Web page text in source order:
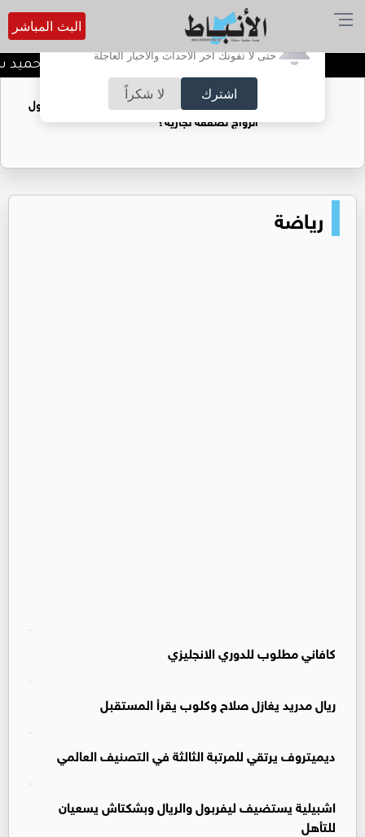
أترغب في تفعيل الإشعارات؟
حتى لا تفوتك آخر الأحداث والأخبار العاجلة
اشترك لا شكراً
البث المباشر
قراءة نقدية في قصيدة حميد
فتيات يستغللنه لتحقيق مكاسب مادية.. هل تحول
الزواج لصفقة تجارية؟
رياضة
كافاني مطلوب للدوري الانجليزي
ريال مدريد يغازل صلاح وكلوب يقرأ المستقبل
ديميتروف يرتقي للمرتبة الثالثة في التصنيف العالمي
اشبيلية يستضيف ليفربول والريال وبشكتاش يسعيان
للتأهل